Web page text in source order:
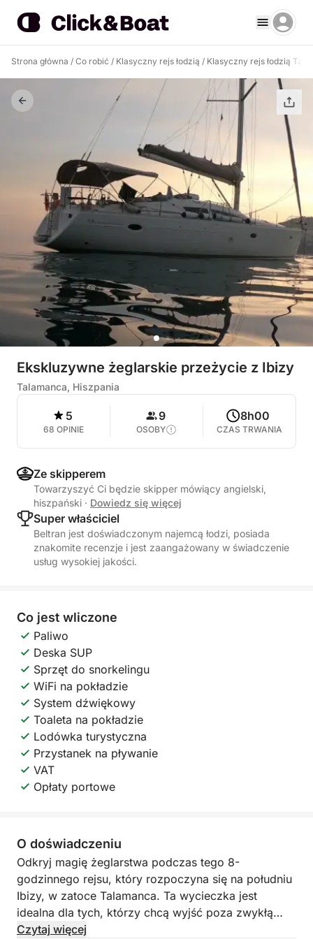
Strona główna / Co robić / Klasyczny rejs łodzią / Klasyczny rejs łodzią
Ekskluzywne żeglarskie przeżycie z Ibizy
Talamanca, Hiszpania
5
68 OPINIE
9
OSOBY
8h00
CZAS TRWANIA
Ze skipperem
Towarzyszyć Ci będzie skipper mówiący angielski,
hiszpański · Dowiedz się więcej
Super właściciel
Beltran jest doświadczonym najemcą łodzi, posiada
znakomite recenzje i jest zaangażowany w świadczenie
usług wysokiej jakości.
Co jest wliczone
Paliwo
Deska SUP
Sprzęt do snorkelingu
WiFi na pokładzie
System dźwiękowy
Toaleta na pokładzie
Lodówka turystyczna
Przystanek na pływanie
VAT
Opłaty portowe
O doświadczeniu
Odkryj magię żeglarstwa podczas tego 8-
godzinnego rejsu, który rozpoczyna się na południu
Ibizy, w zatoce Talamanca. Ta wycieczka jest
idealna dla tych, którzy chcą wyjść poza zwykłą
podróż łodzią i poczuć więź między wiatrem a
Czytaj więcej